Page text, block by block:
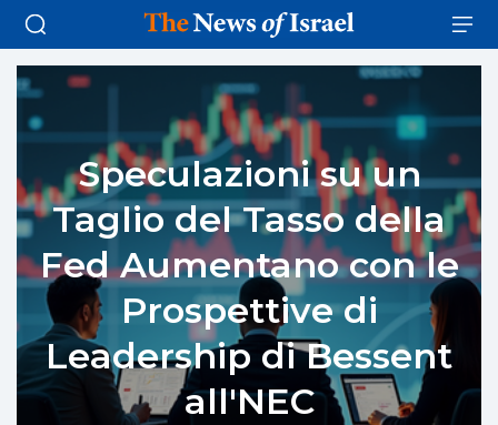
Speculazioni su un
Taglio del Tasso della
Fed Aumentano con le
Prospettive di
Leadership di Bessent
all'NEC